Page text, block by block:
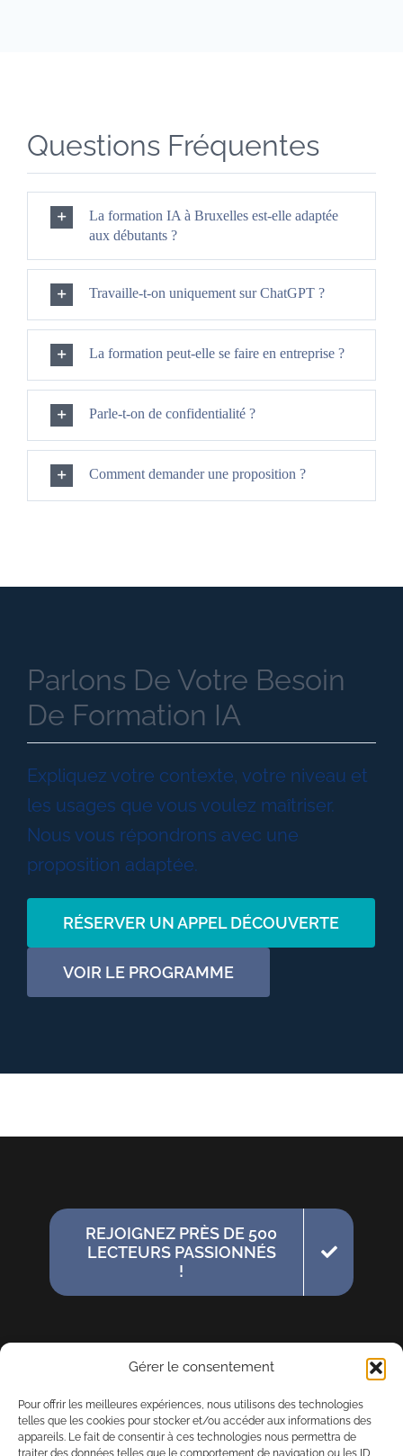
Gérer le consentement
Pour offrir les meilleures expériences, nous utilisons des technologies
telles que les cookies pour stocker et/ou accéder aux informations des
appareils. Le fait de consentir à ces technologies nous permettra de
traiter des données telles que le comportement de navigation ou les ID
Questions Fréquentes
La formation IA à Bruxelles est-elle adaptée
aux débutants ?
Travaille-t-on uniquement sur ChatGPT ?
La formation peut-elle se faire en entreprise ?
Parle-t-on de confidentialité ?
Comment demander une proposition ?
Parlons De Votre Besoin
De Formation IA
Expliquez votre contexte, votre niveau et
les usages que vous voulez maîtriser.
Nous vous répondrons avec une
proposition adaptée.
RÉSERVER UN APPEL DÉCOUVERTE
VOIR LE PROGRAMME
REJOIGNEZ PRÈS DE 500
LECTEURS PASSIONNÉS
!